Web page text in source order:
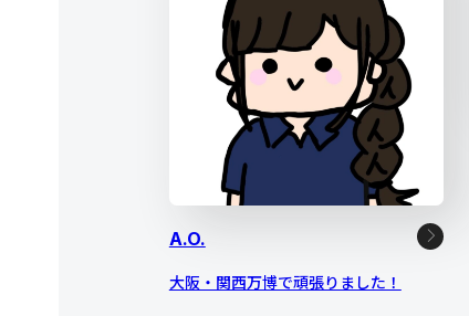
A.O.
大阪・関西万博で頑張りました！